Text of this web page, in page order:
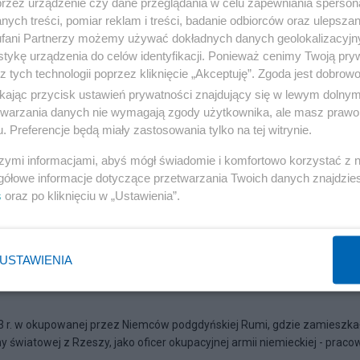
tablicą"Erikę Steinbach"... Czcimy
r. w okupowanej przez Niemców podgdyńskiej Rumi, gdzie
światowej z Rzeszy, jako oficer okupacyjnej armii niemieckiej -
treści, pomiar reklam i treści, badanie odbiorców oraz
Partnerzy możemy używać dokładnych danych
urządzenia do celów identyfikacji. Ponieważ cenimy Twoją
tych technologii poprzez kliknięcie „Akceptuję”. Zgoda jest
przycisk ustawień prywatności znajdujący się w lewym
danych nie wymagają zgody użytkownika, ale masz
Preferencje będą miały zastosowania tylko na tej witrynie.
informacjami, abyś mógł świadomie i komfortowo korzystać z
informacje dotyczące przetwarzania Twoich danych
oraz po kliknięciu w „Ustawienia”.
USTAWIENIA